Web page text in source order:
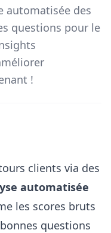
automatisée des
questions pour le
!
clients via des
automatisée
les scores bruts
questions